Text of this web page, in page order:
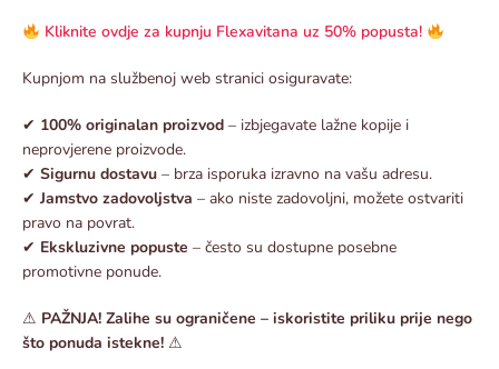
Kliknite ovdje za kupnju Flexavitana uz 50% popusta!
Kupnjom na službenoj web stranici osiguravate:
✔ 100% originalan proizvod – izbjegavate lažne kopije i
neprovjerene proizvode.
✔ Sigurnu dostavu – brza isporuka izravno na vašu adresu.
✔ Jamstvo zadovoljstva – ako niste zadovoljni, možete ostvariti
pravo na povrat.
✔ Ekskluzivne popuste – često su dostupne posebne
promotivne ponude.
⚠ PAŽNJA! Zalihe su ograničene – iskoristite priliku prije nego
što ponuda istekne! ⚠